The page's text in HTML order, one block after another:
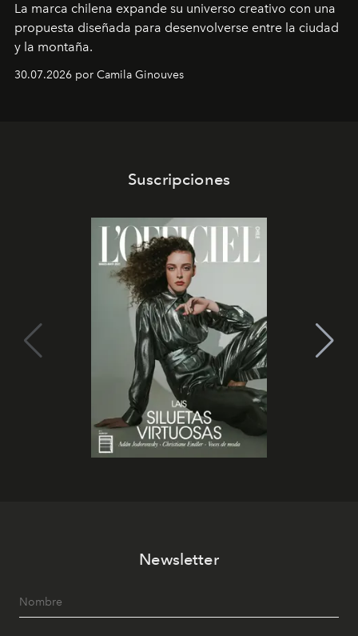
La marca chilena expande su universo creativo con una
propuesta diseñada para desenvolverse entre la ciudad
y la montaña.
30.07.2026 por Camila Ginouves
Suscripciones
Newsletter